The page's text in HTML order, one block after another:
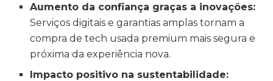
Aumento da confiança graças a inovações:
Serviços digitais e garantias amplas tornam a
compra de tech usada premium mais segura e
próxima da experiência nova.
Impacto positivo na sustentabilidade: